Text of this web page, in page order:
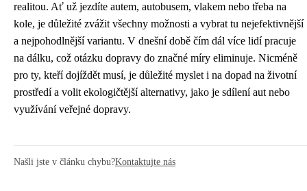
realitou. Ať už jezdíte autem, autobusem, vlakem nebo třeba na
kole, je důležité zvážit všechny možnosti a vybrat tu nejefektivnější
a nejpohodlnější variantu. V dnešní době čím dál více lidí pracuje
na dálku, což otázku dopravy do značné míry eliminuje. Nicméně
pro ty, kteří dojíždět musí, je důležité myslet i na dopad na životní
prostředí a volit ekologičtější alternativy, jako je sdílení aut nebo
využívání veřejné dopravy.
Našli jste v článku chybu?Kontaktujte nás